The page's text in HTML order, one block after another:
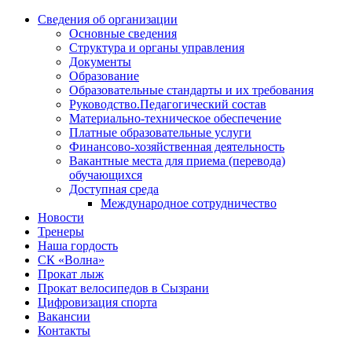
Сведения об организации
Основные сведения
Структура и органы управления
Документы
Образование
Образовательные стандарты и их требования
Руководство.Педагогический состав
Материально-техническое обеспечение
Платные образовательные услуги
Финансово-хозяйственная деятельность
Вакантные места для приема (перевода)
обучающихся
Доступная среда
Международное сотрудничество
Новости
Тренеры
Наша гордость
СК «Волна»
Прокат лыж
Прокат велосипедов в Сызрани
Цифровизация спорта
Вакансии
Контакты